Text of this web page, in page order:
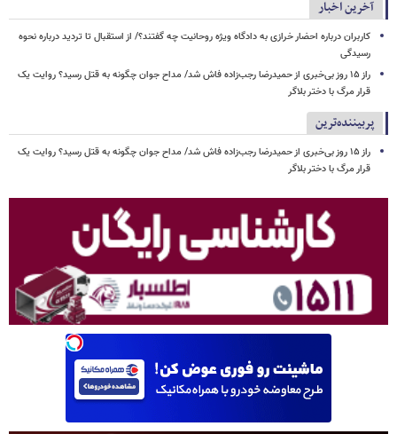
آخرین اخبار
کاربران درباره احضار خرازی به دادگاه ویژه روحانیت چه گفتند؟/ از استقبال تا تردید درباره نحوه
رسیدگی
راز ۱۵ روز بی‌خبری از حمیدرضا رجب‌زاده فاش شد/ مداح جوان چگونه به قتل رسید؟ روایت یک
قرار مرگ با دختر بلاگر
پربیننده‌ترین
راز ۱۵ روز بی‌خبری از حمیدرضا رجب‌زاده فاش شد/ مداح جوان چگونه به قتل رسید؟ روایت یک
قرار مرگ با دختر بلاگر